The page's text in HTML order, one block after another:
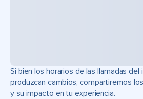
Si bien los horarios de las llamadas
produzcan cambios, compartiremos
y su impacto en tu experiencia.